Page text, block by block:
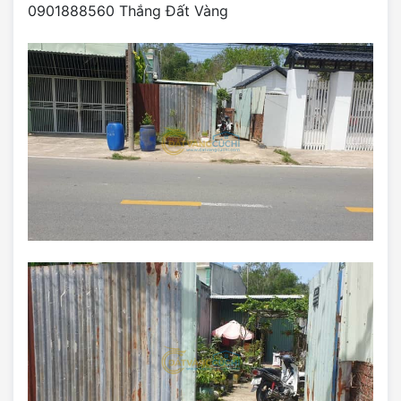
0901888560 Thắng Đất Vàng